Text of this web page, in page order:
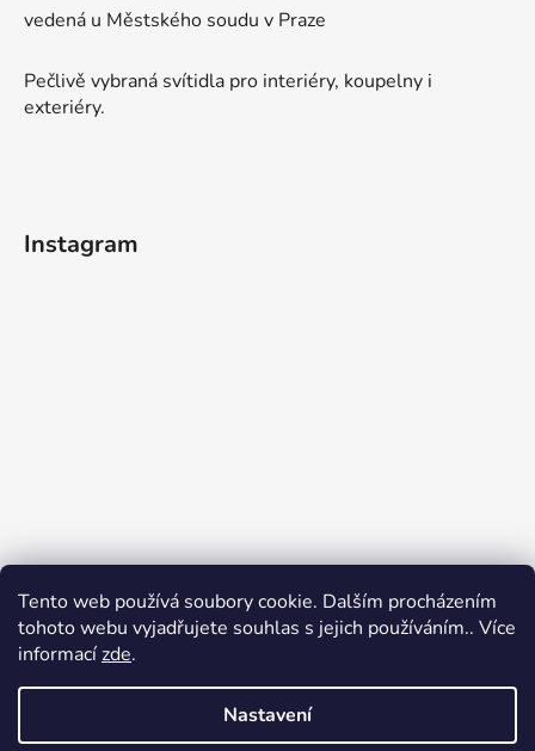
Tento web používá soubory cookie. Dalším procházením
tohoto webu vyjadřujete souhlas s jejich používáním.. Více
informacízde.
Nastavení
vedená u Městského soudu v Praze
Pečlivě vybraná svítidla pro interiéry, koupelny i
exteriéry.
Instagram